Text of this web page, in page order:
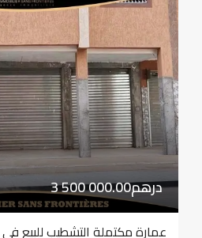
3 500 000.00درهم
عمارة مكتملة التشطيب للبيع